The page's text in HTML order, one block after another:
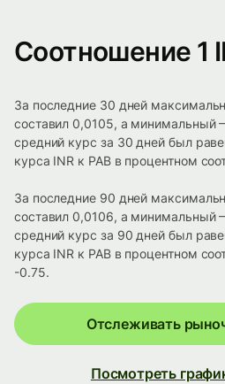
Соотношение 1
За последние 30 дней
составил 0,0105, а минимальный
средний курс за 30 дней был
курса INR к PAB в процентном
За последние 90 дней
составил 0,0106, а минимальный
средний курс за 90 дней был
курса INR к PAB в процентном
-0.75.
Отслеживать
Посмотреть